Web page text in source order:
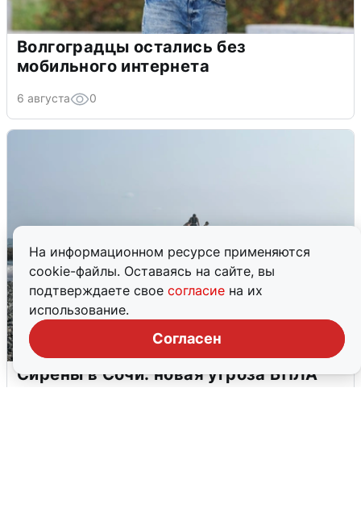
На информационном ресурсе применяются
cookie-файлы. Оставаясь на сайте, вы
подтверждаете свое согласие на их
использование.
Согласен
Волгоградцы остались без
мобильного интернета
6 августа 0
Сирены в Сочи: новая угроза БПЛА